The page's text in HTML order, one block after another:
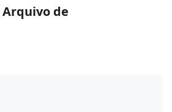
Arquivo de